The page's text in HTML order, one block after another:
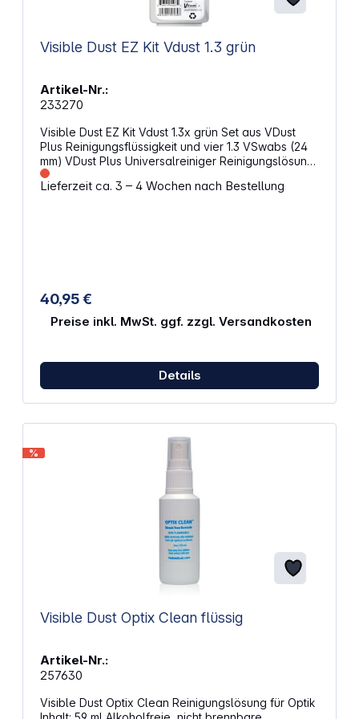
Visible Dust EZ Kit Vdust 1.3 grün
Artikel-Nr.:
233270
Visible Dust EZ Kit Vdust 1.3x grün Set aus VDust
Plus Reinigungsflüssigkeit und vier 1.3 VSwabs (24
mm) VDust Plus Universalreiniger Reinigungslösung
mit Isopropanol Auch für Kameras OHNE
Tiefpassfilter Verhindert statische Aufladung
VisibleDust kompatibel. Mikrofaserstruktur - Schont
den Sensor (Swabs für die Sensorgröße 1.3x) Keine
Fusselbildung (rundum geschlossenes Fließ), keine
beidseitig verwendbar (nass und/oder trocken)
Geeignet für alle VisibleDust Flüssigkeiten Dieses
Kit beinhaltet: VDust Plus 1 ml Orange VSwabs 20
mm (4er Pack) VisibleDust - Kompatibilitätsliste hier
herunterladen Gefahren- und Sicherheitshinweise:
gelangen.
Lieferzeit ca. 3 – 4 Wochen nach Bestellung
40,95 €
Preise inkl. MwSt. ggf. zzgl. Versandkosten
Details
%
Visible Dust Optix Clean flüssig
Artikel-Nr.:
257630
Visible Dust Optix Clean Reinigungslösung für Optik